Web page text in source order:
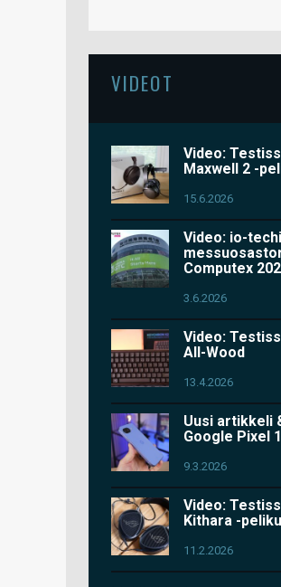
VIDEOT
Video:
Maxwell 2 -
15.6.2026
Video: io-
Computex
3.6.2026
Video:
All-Wood
13.4.2026
Uusi artikkeli
Google Pixel
9.3.2026
Video:
Kithara -
11.2.2026